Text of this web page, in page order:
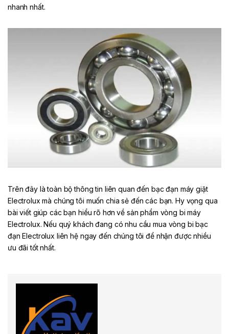
nhanh nhất.
Trên đây là toàn bộ thông tin liên quan đến bạc đạn máy giặt
Electrolux mà chúng tôi muốn chia sẻ đến các bạn. Hy vọng qua
bài viết giúp các bạn hiểu rõ hơn về sản phẩm vòng bi máy
Electrolux. Nếu quý khách đang có nhu cầu mua vòng bi bạc
đạn Electrolux liên hệ ngay đến chúng tôi để nhận được nhiều
ưu đãi tốt nhất.